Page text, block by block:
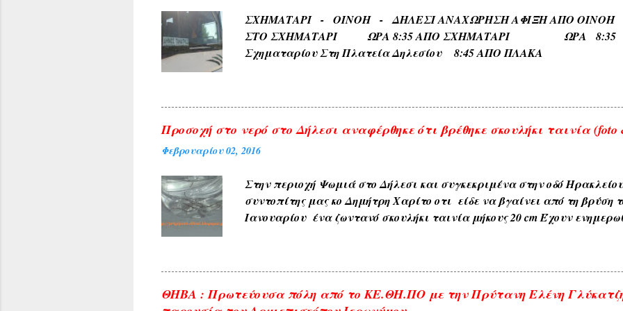
ΜΟΝΟΔΕΝΔΡΙ ) . 6) Εκ των διαφόρων τόπων που συχνάζουν τα ζώα
(Αετοράχη , Αηδονοράχη , Αετοκούκουλο ) . 7) Εκ του ...
ΣΧΗΜΑΤΑΡΙ - ΟΙΝΟΗ - ΔΗΛΕΣΙ ΑΝΑΧΩΡΗΣΗ ΑΦΙΞΗ
ΣΤΟ ΣΧΗΜΑΤΑΡΙ ΩΡΑ 8:35 ΑΠΟ ΣΧΗΜΑΤΑΡΙ ΩΡΑ 8:35
Σχηματαρίου Στη Πλατεία Δηλεσίου 8:45 ΑΠΟ ΠΛΑΚΑ
Προσοχή στο νερό στο Δήλεσι αναφέρθηκε ότι βρέθηκε σκουλήκι ταινία (foto
Φεβρουαρίου 02, 2016
Στην περιοχή Ψωμιά στο Δήλεσι και συγκεκριμένα στην οδό
συντοπίτης μας κο Δημήτρη Χαρίτο οτι είδε να βγαίνει από τη βρύση
Ιανουαρίου ένα ζωντανό σκουλήκι ταινία μήκους 20 cm Έχουν
ανακοινώνεται με κάθε επιφύλαξη ώστε να είμαστε προσεκτικότεροι
δικαιώματα παρακαλώ ενημερώστε με για την αφαίρεση τους.
ΘΗΒΑ : Πρωτεύουσα πόλη από το ΚΕ.ΘΗ.ΠΟ με την Πρύτανη Ελένη